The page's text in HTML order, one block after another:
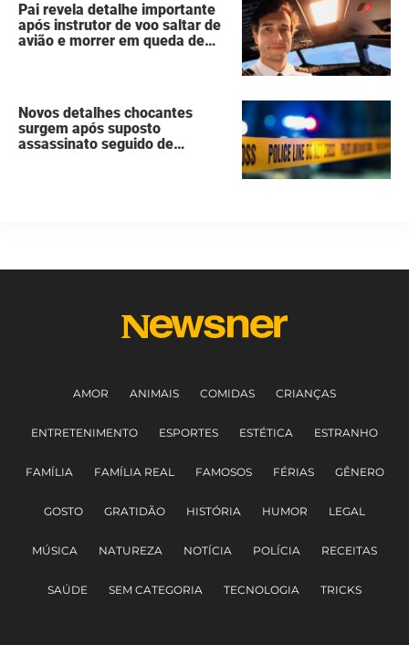
Pai revela detalhe importante
após instrutor de voo saltar de
avião e morrer em queda de
Novos detalhes chocantes
surgem após suposto
assassinato seguido de
AMOR ANIMAIS COMIDAS CRIANÇAS
ENTRETENIMENTO ESPORTES ESTÉTICA ESTRANHO
FAMÍLIA FAMÍLIA REAL FAMOSOS FÉRIAS GÊNERO
GOSTO GRATIDÃO HISTÓRIA HUMOR LEGAL
MÚSICA NATUREZA NOTÍCIA POLÍCIA RECEITAS
SAÚDE SEM CATEGORIA TECNOLOGIA TRICKS